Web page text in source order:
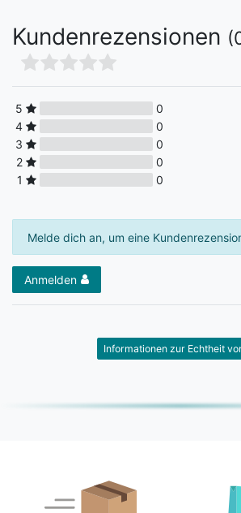
Kundenrezensionen
5
0
4
0
3
0
2
0
1
0
Melde dich an, um eine
Anmelden
Informationen zur Echtheit